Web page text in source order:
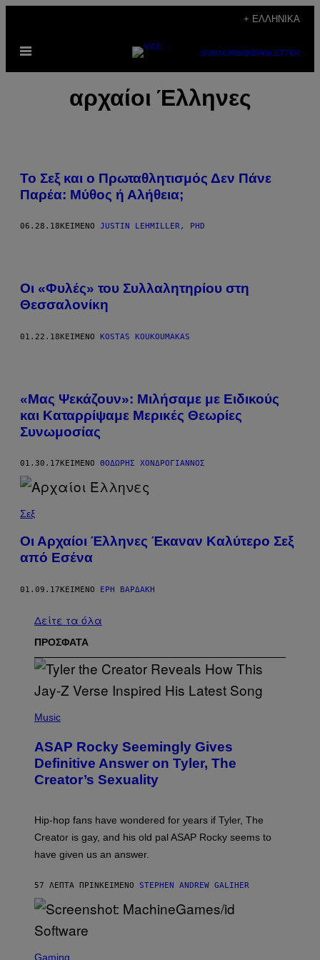
περιεχόμενο
+ ΕΛΛΗΝΙΚΆ
Ανοίξτε
μενού
SUBSCRIBENEWSLETTER
αρχαίοι Έλληνες
Το Σεξ και o Πρωταθλητισμός Δεν Πάνε
Παρέα: Μύθος ή Αλήθεια;
06.28.18 ΚΕΊΜΕΝΟ JUSTIN LEHMILLER, PHD
Οι «Φυλές» του Συλλαλητηρίου στη
Θεσσαλονίκη
01.22.18ΚΕΊΜΕΝΟ KOSTAS KOUKOUMAKAS
«Μας Ψεκάζουν»: Μιλήσαμε με Ειδικούς
και Καταρρίψαμε Μερικές Θεωρίες
Συνωμοσίας
01.30.17 ΚΕΊΜΕΝΟ ΘΟΔΩΡΉΣ ΧΟΝΔΡΌΓΙΑΝΝΟΣ
Σεξ
Οι Αρχαίοι Έλληνες Έκαναν Καλύτερο Σεξ
από Εσένα
01.09.17ΚΕΊΜΕΝΟ ΈΡΗ ΒΑΡΔΆΚΗ
Δείτε τα όλα
ΠΡΟΣΦΑΤΑ
H
O
B
Y
M
C
A
C
P
P
E
/
E
Music
ASAP Rocky Seemingly Gives
Definitive Answer on Tyler, The
Creator’s Sexuality
Hip-hop fans have wondered for years if Tyler, The
Creator is gay, and his old pal ASAP Rocky seems to
have given us an answer.
57 ΛΕΠΤΆ ΠΡΙΝΚΕΊΜΕΝΟ STEPHEN ANDREW GALIHER
C
Gaming